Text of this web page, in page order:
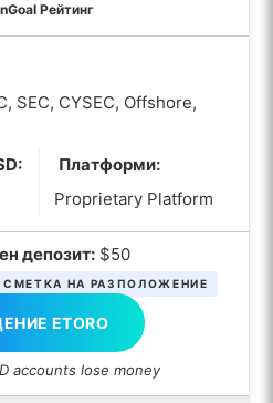
Рейтинг
SEC, CYSEC, Offshore,
Платформи:
Proprietary Platform
депозит: $50
НА РАЗПОЛОЖЕНИЕ
ETORO
accounts lose money